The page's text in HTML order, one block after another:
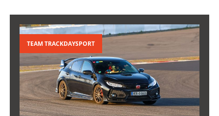
TEAM TRACKDAYSPORT